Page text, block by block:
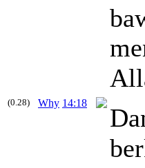
(0.28) Why 14:18